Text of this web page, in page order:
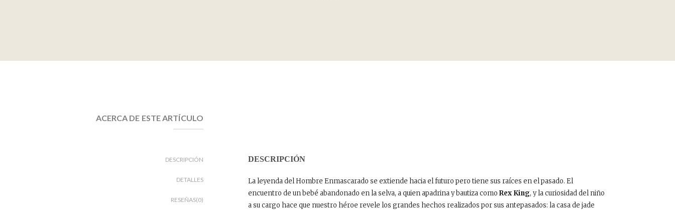
ACERCA DE ESTE ARTÍCULO
DESCRIPCIÓN
DETALLES
RESEÑAS(0)
DESCRIPCIÓN
La leyenda del Hombre Enmascarado se extiende hacia el futuro pero tiene sus raíces en el pasado. El
encuentro de un bebé abandonado en la selva, a quien apadrina y bautiza como Rex King, y la curiosidad del niño
a su cargo hace que nuestro héroe revele los grandes hechos realizados por sus antepasados: la casa de jade